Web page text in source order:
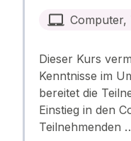
Computer,
Dieser Kurs
Kenntnisse im
bereitet die
Einstieg in den
Teilnehmenden